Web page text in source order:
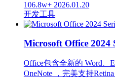
106.8w+ 2026.01.20
开发工具
Microsoft Office 2024
Office包含全新的 Word、
OneNote ，完美支持